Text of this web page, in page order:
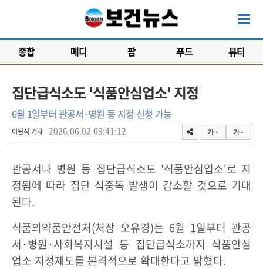
종합 메디 팜 푸드 뷰티
집단급식소도 '식품안심업소' 지정
6월 1일부터 관공서·병원 등 지정 신청 가능
이원식 기자 2026.06.02 09:41:12 가 + 가 -
관공서나 병원 등 집단급식소도 '식품안심업소'로 지
정됨에 따라 집단 식중독 발생이 감소할 것으로 기대
된다.
식품의약품안전처(처장 오유경)는 6월 1일부터 관공
서·병원·사회복지시설 등 집단급식소까지 식품안심
업소 지정제도를 본격적으로 확대한다고 밝혔다.